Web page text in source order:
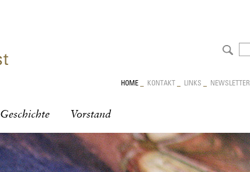
HOME KONTAKT LINKS NEWSLETTER
Geschichte Vorstand